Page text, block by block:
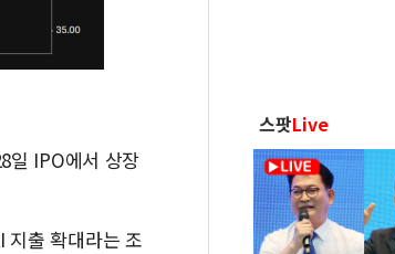
일 IPO에서 상장
지출 확대라는 조
스팟Live